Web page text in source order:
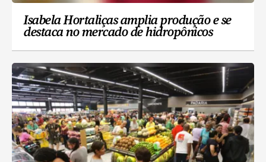
Isabela Hortaliças amplia produção e se
destaca no mercado de hidropônicos